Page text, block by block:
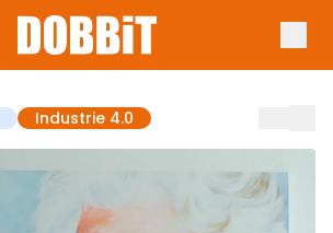
Industrie 4.0